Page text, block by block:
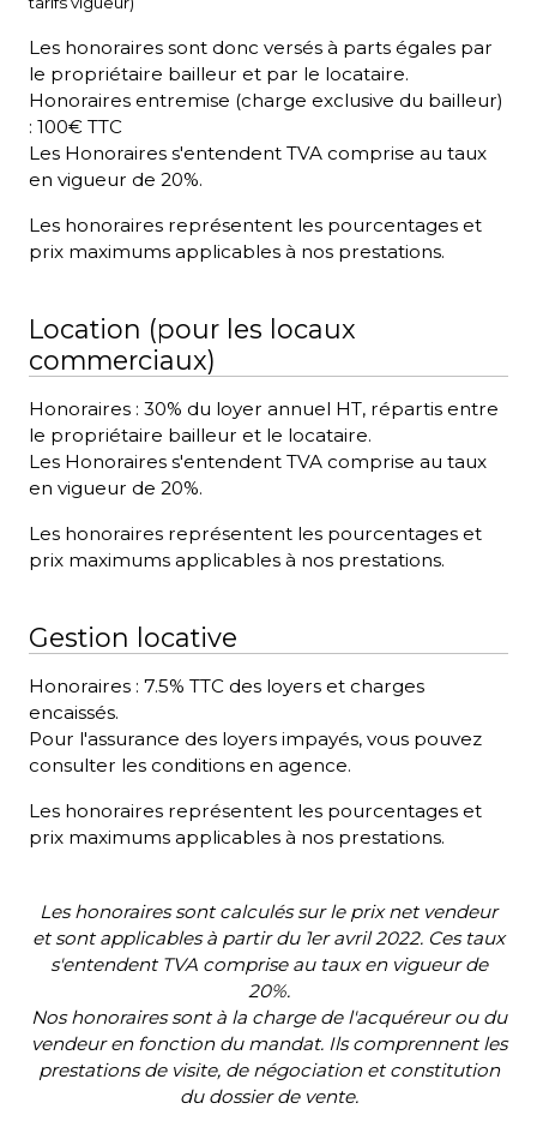
Les honoraires sont donc versés à parts égales par
le propriétaire bailleur et par le locataire.
Honoraires entremise (charge exclusive du bailleur)
: 100€ TTC
Les Honoraires s'entendent TVA comprise au taux
en vigueur de 20%.
Les honoraires représentent les pourcentages et
prix maximums applicables à nos prestations.
Location (pour les locaux
commerciaux)
Honoraires : 30% du loyer annuel HT, répartis entre
le propriétaire bailleur et le locataire.
Les Honoraires s'entendent TVA comprise au taux
en vigueur de 20%.
Les honoraires représentent les pourcentages et
prix maximums applicables à nos prestations.
Gestion locative
Honoraires : 7.5% TTC des loyers et charges
encaissés.
Pour l'assurance des loyers impayés, vous pouvez
consulter les conditions en agence.
Les honoraires représentent les pourcentages et
prix maximums applicables à nos prestations.
Les honoraires sont calculés sur le prix net vendeur
et sont applicables à partir du 1er avril 2022. Ces taux
s'entendent TVA comprise au taux en vigueur de
20%.
Nos honoraires sont à la charge de l'acquéreur ou du
vendeur en fonction du mandat. Ils comprennent les
prestations de visite, de négociation et constitution
du dossier de vente.